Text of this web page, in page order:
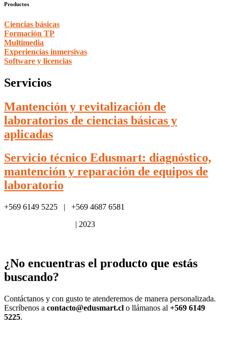
Productos
Ciencias básicas
Formación TP
Multimedia
Experiencias inmersivas
Software y licencias
Servicios
Mantención y revitalización de
laboratorios de ciencias básicas y
aplicadas
Servicio técnico Edusmart: diagnóstico,
mantención y reparación de equipos de
laboratorio
+569 6149 5225 | +569 4687 6581
| 2023
¿No encuentras el producto que estás
buscando?
Contáctanos y con gusto te atenderemos de manera personalizada.
Escríbenos a contacto@edusmart.cl o llámanos al +569 6149
5225.